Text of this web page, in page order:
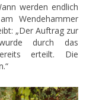
werden endlich
Wendehammer
„Der Auftrag zur
durch das
erteilt. Die